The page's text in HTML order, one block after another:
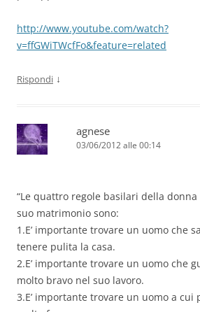
http://www.youtube.com/watch?
v=ffGWiTWcfFo&feature=related
Rispondi ↓
agnese
03/06/2012 alle 00:14
“Le quattro regole basilari della
suo matrimonio sono:
1.E’ importante trovare un uomo che
tenere pulita la casa.
2.E’ importante trovare un uomo che
molto bravo nel suo lavoro.
3.E’ importante trovare un uomo a cui